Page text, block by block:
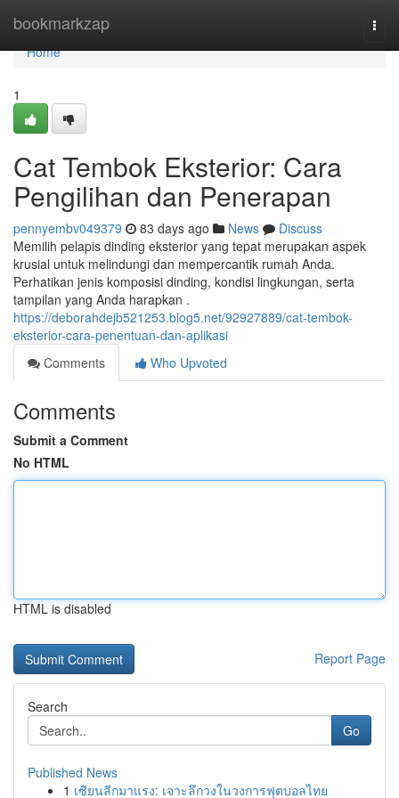
bookmarkzap
Home
Home
1
Cat Tembok Eksterior: Cara
Pengilihan dan Penerapan
pennyembv049379 83 days ago News
Discuss
Memilih pelapis dinding eksterior yang tepat merupakan aspek
krusial untuk melindungi dan mempercantik rumah Anda.
Perhatikan jenis komposisi dinding, kondisi lingkungan, serta
tampilan yang Anda harapkan .
https://deborahdejb521253.blog5.net/92927889/cat-tembok-
eksterior-cara-penentuan-dan-aplikasi
Comments
Who Upvoted
Comments
Submit a Comment
No HTML
HTML is disabled
Report Page
Search
Go
Published News
1 เซียนลีกมาแรง: เจาะลึกวงในวงการฟุตบอลไทย